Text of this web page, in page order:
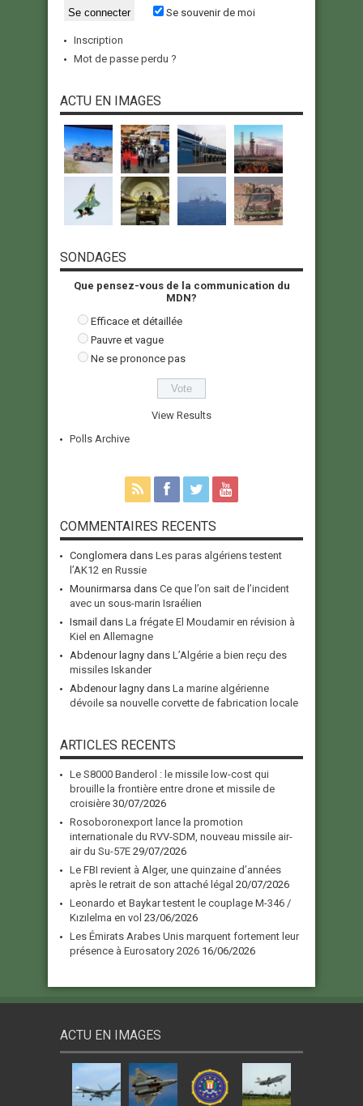
Se souvenir de moi
Inscription
Mot de passe perdu ?
ACTU EN IMAGES
SONDAGES
Que pensez-vous de la communication du
MDN?
Efficace et détaillée
Pauvre et vague
Ne se prononce pas
View Results
Polls Archive
COMMENTAIRES RECENTS
Conglomera dans Les paras algériens testent
l’AK12 en Russie
Mounirmarsa dans Ce que l’on sait de l’incident
avec un sous-marin Israélien
Ismail dans La frégate El Moudamir en révision à
Kiel en Allemagne
Abdenour lagny dans L’Algérie a bien reçu des
missiles Iskander
Abdenour lagny dans La marine algérienne
dévoile sa nouvelle corvette de fabrication locale
ARTICLES RECENTS
Le S8000 Banderol : le missile low-cost qui
brouille la frontière entre drone et missile de
croisière 30/07/2026
Rosoboronexport lance la promotion
internationale du RVV-SDM, nouveau missile air-
air du Su-57E 29/07/2026
Le FBI revient à Alger, une quinzaine d’années
après le retrait de son attaché légal 20/07/2026
Leonardo et Baykar testent le couplage M-346 /
Kızılelma en vol 23/06/2026
Les Émirats Arabes Unis marquent fortement leur
présence à Eurosatory 2026 16/06/2026
ACTU EN IMAGES